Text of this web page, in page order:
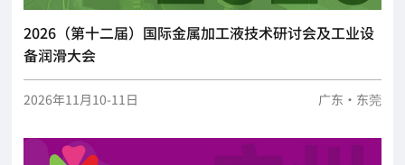
2026（第十二届）国际金属加工液技术研讨会及工业设
备润滑大会
2026年11月10-11日 广东·东莞